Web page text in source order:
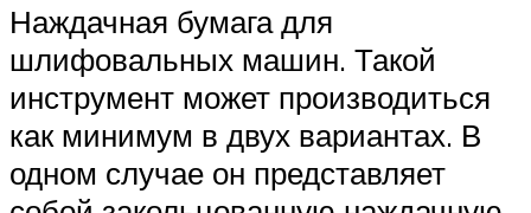
Наждачная бумага для
шлифовальных машин. Такой
инструмент может производиться
как минимум в двух вариантах. В
одном случае он представляет